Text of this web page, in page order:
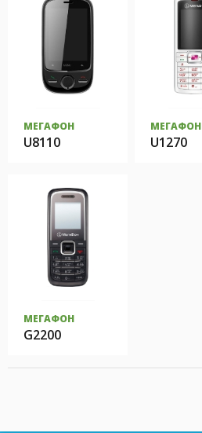
МЕГАФОН
U8110
МЕГАФОН
U1270
МЕГАФОН
G2200